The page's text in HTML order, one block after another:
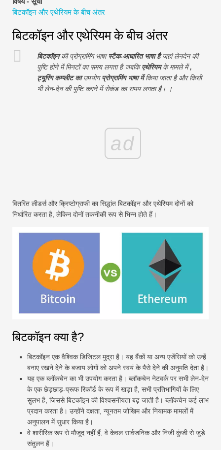
वित्तीय मॉडलिंग ट्यूटोरियल
पूर्ण प्रपत्र
जोखिम प्रबंधन ट्यूटोरियल
बिटकॉइन और एथेरियम के बीच अंतर
बिटकॉइन और एथेरियम के बीच अंतर
बिटकॉइनकी प्रोग्रामिंग भाषास्टैक-आधारित भाषा हैजहां लेनदेन की
पुष्टि होने में मिनटों का समय लगता है जबकिएथेरियमके मामले में,
ट्यूरिंग कम्प्लीट काउपयोगप्रोग्रामिंग भाषा मेंकिया जाता है और किसी
भी लेन-देन की पुष्टि करने में सेकंड का समय लगता है। ।
ad
वितरित लीडर्स और क्रिप्टोग्राफी का सिद्धांत बिटकॉइन और एथेरियम दोनों को
निर्धारित करता है, लेकिन दोनों तकनीकी रूप से भिन्न होते हैं।
बिटकॉइन क्या है?
बिटकॉइन एक वैश्विक डिजिटल मुद्रा है। यह बैंकों या अन्य एजेंसियों को उन्हें
बनाए रखने देने के बजाय लोगों को अपने स्वयं के पैसे देने की अनुमति देता है।
यह एक ब्लॉकचेन का भी उपयोग करता है। ब्लॉकचेन नेटवर्क पर सभी लेन-देन
के एक छेड़छाड़-प्रूफ रिकॉर्ड के रूप में खड़ा है, सभी प्रतिभागियों के लिए
सुलभ है, जिससे बिटकॉइन की विश्वसनीयता बढ़ जाती है। ब्लॉकचेन कई लाभ
प्रदान करता है। उन्होंने दक्षता, न्यूनतम जोखिम और नियामक मामलों में
अनुपालन में सुधार किया है।
वे शारीरिक रूप से मौजूद नहीं हैं, वे केवल सार्वजनिक और निजी कुंजी से जुड़े
संतुलन हैं।